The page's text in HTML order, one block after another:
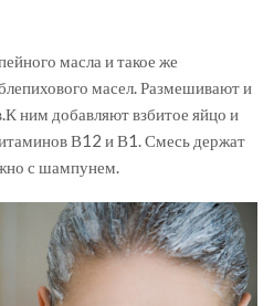
масла и такое же
масел. Размешивают и
ним добавляют взбитое яйцо и
В12 и В1. Смесь держат
с шампунем.